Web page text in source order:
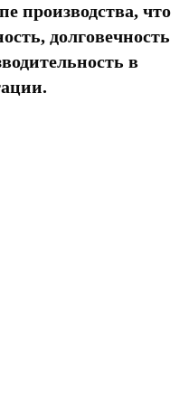
производства, что
долговечность
в